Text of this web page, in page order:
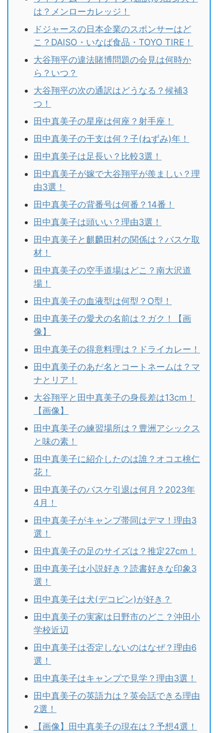
は？メンローカレッジ！
ドジャースの日本企業のスポンサーはど
こ？DAISO・いなば食品・TOYO TIRE！
大谷翔平の違法賭博問題の会見は何時か
ら？いつ？
大谷翔平の次の通訳はどうなる？候補3
つ！
田中真美子の星座は何座？射手座！
田中真美子の干支は何？子(ねずみ)年！
田中真美子は足長い？比較3選！
田中真美子が嫁で大谷翔平が羨ましい？理
由3選！
田中真美子の背番号は何番？14番！
田中真美子は頭いい？理由3選！
田中真美子と麒麟田村の関係は？バスケ取
材！
田中真美子の空手道場はどこ？南大沢道
場！
田中真美子の血液型は何型？O型！
田中真美子の愛犬の名前は？ガク！【画
像】
田中真美子の得意料理は？ドライカレー！
田中真美子のあだ名とコートネームは？マ
ナとリア！
大谷翔平と田中真美子の身長差は13cm！
【画像】
田中真美子の練習場所は？豊洲アシックス
と味の素！
田中真美子に紹介したのは誰？オコエ桃仁
花！
田中真美子のバスケ引退は何月？2023年
4月！
田中真美子がキャンプ帯同はデマ！理由3
選！
田中真美子の足のサイズは？推定27cm！
田中真美子は小説好き？読書好きな印象3
選！
田中真美子は犬(デコピン)が好き？
田中真美子の実家は日野市のどこ？沖田小
学校近辺
田中真美子は否定しないのはなぜ？理由6
選！
田中真美子はキャンプで見学？理由3選！
田中真美子の英語力は？英会話できる理由
2選！
【画像】田中真美子の現在は？予想4選！